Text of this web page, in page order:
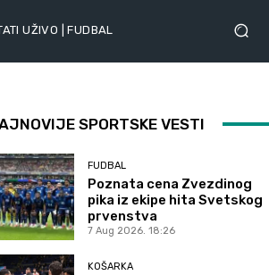
UŽIVO | FUDBAL
SPORTSKE VESTI
FUDBAL
Poznata cena Zvezdinog
pika iz ekipe hita Svetskog
prvenstva
7 Aug 2026. 18:26
KOŠARKA